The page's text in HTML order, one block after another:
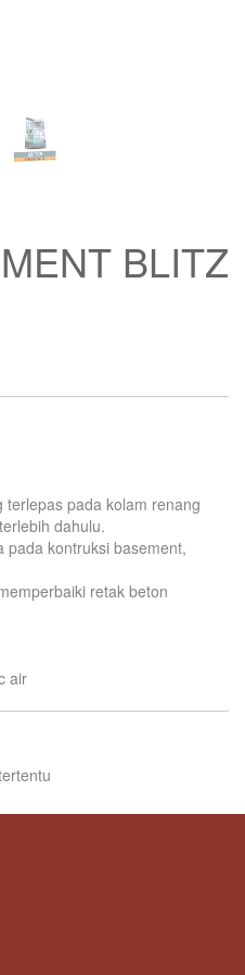
BLITZ
pada kolam renang
dahulu.
pada kontruksi basement,
retak beton
air